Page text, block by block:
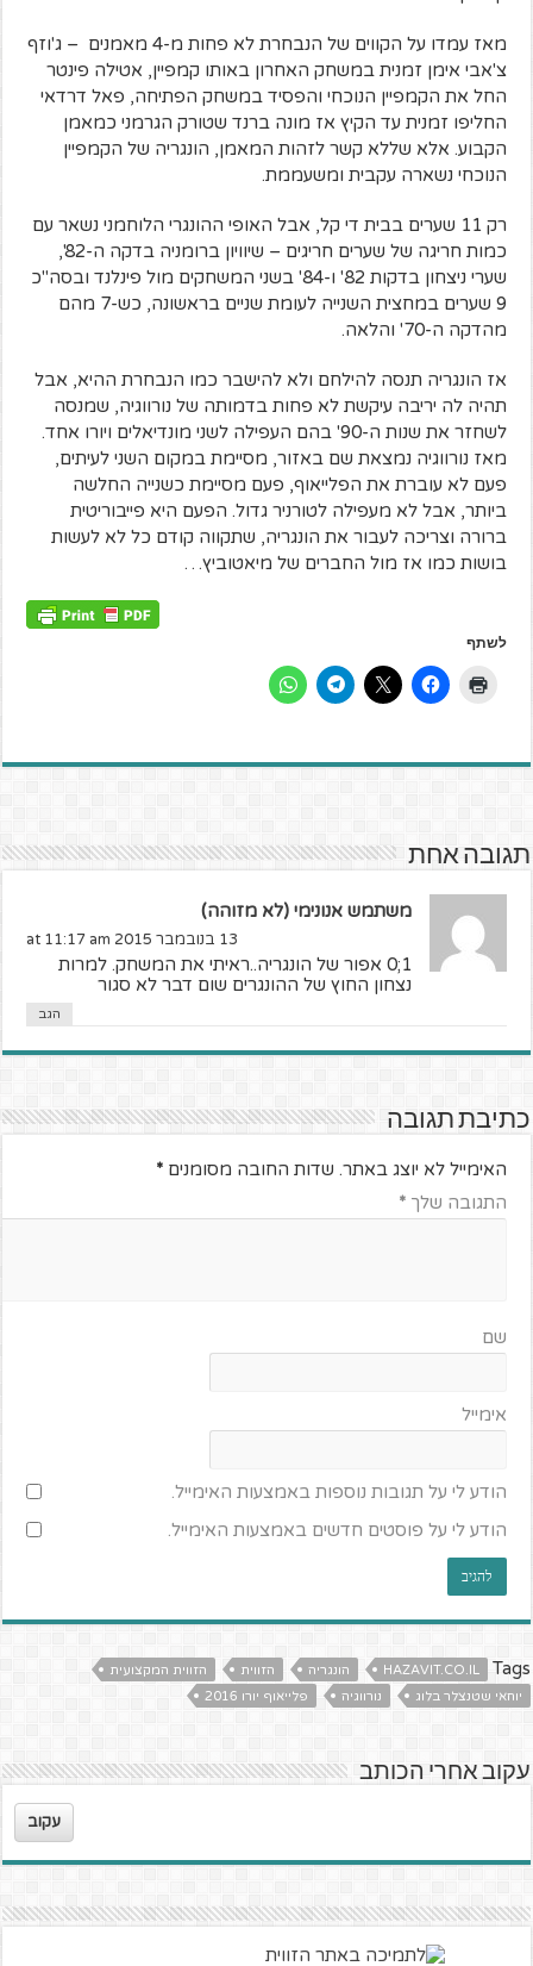
מאז עמדו על הקווים של הנבחרת לא פחות מ-4 מאמנים – ג'וזף
צ'אבי אימן זמנית במשחק האחרון באותו קמפיין, אטילה פינטר
החל את הקמפיין הנוכחי והפסיד במשחק הפתיחה, פאל דרדאי
החליפו זמנית עד הקיץ אז מונה ברנד שטורק הגרמני כמאמן
הקבוע. אלא שללא קשר לזהות המאמן, הונגריה של הקמפיין
הנוכחי נשארה עקבית ומשעממת.
רק 11 שערים בבית די קל, אבל האופי ההונגרי הלוחמני נשאר עם
כמות חריגה של שערים חריגים – שיוויון ברומניה בדקה ה-82',
שערי ניצחון בדקות 82' ו-84' בשני המשחקים מול פינלנד ובסה"כ
9 שערים במחצית השנייה לעומת שניים בראשונה, כש-7 מהם
מהדקה ה-70' והלאה.
אז הונגריה תנסה להילחם ולא להישבר כמו הנבחרת ההיא, אבל
תהיה לה יריבה עיקשת לא פחות בדמותה של נורווגיה, שמנסה
לשחזר את שנות ה-90' בהם העפילה לשני מונדיאלים ויורו אחד.
מאז נורווגיה נמצאת שם באזור, מסיימת במקום השני לעיתים,
פעם לא עוברת את הפלייאוף, פעם מסיימת כשנייה החלשה
ביותר, אבל לא מעפילה לטורניר גדול. הפעם היא פייבוריטית
ברורה וצריכה לעבור את הונגריה, שתקווה קודם כל לא לעשות
בושות כמו אז מול החברים של מיאטוביץ…
לשתף
תגובה אחת
משתמש אנונימי (לא מזוהה)
13 בנובמבר 2015 at 11:17 am
1;0 אפור של הונגריה..ראיתי את המשחק. למרות
נצחון החוץ של ההונגרים שום דבר לא סגור
הגב
כתיבת תגובה
האימייל לא יוצג באתר. שדות החובה מסומנים*
התגובה שלך*
שם
אימייל
הודע לי על תגובות נוספות באמצעות האימייל.
הודע לי על פוסטים חדשים באמצעות האימייל.
Tags
HAZAVIT.CO.IL הונגריה הזווית
הזווית המקצועית
יוחאי שטנצלר בלוג
נורווגיה פלייאוף יורו 2016
עקוב אחרי הכותב
עקוב